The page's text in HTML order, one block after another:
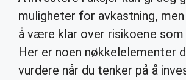
muligheter for avkastning,
å være klar over risikoene
Her er noen nøkkelelementer
vurdere når du tenker på å